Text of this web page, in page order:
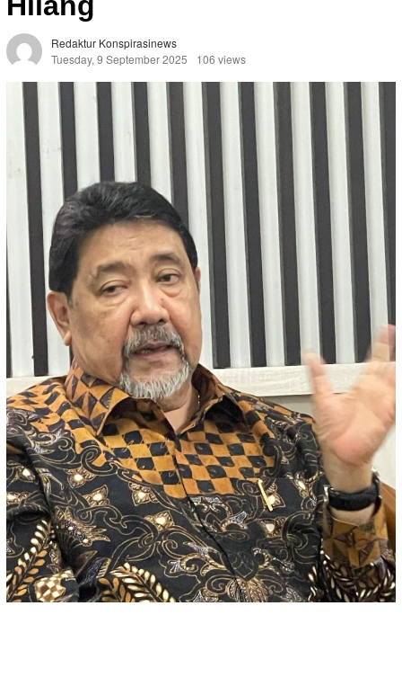
Redaktur Konspirasinews
Tuesday, 9 September 2025
106 views